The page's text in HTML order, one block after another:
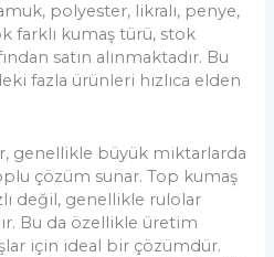
polyester, likralı, penye,
farklı kumaş türü, stok
satın alınmaktadır. Bu
fazla ürünleri hızlıca elden
genellikle büyük miktarlarda
çözüm sunar. Top kumaş
değil, genellikle rulolar
Bu da özellikle üretim
için ideal bir çözümdür.